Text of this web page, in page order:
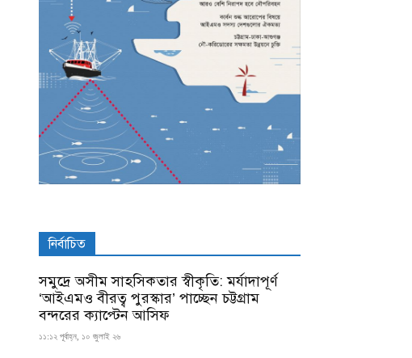
নির্বাচিত
সমুদ্রে অসীম সাহসিকতার স্বীকৃতি: মর্যাদাপূর্ণ
‘আইএমও বীরত্ব পুরস্কার’ পাচ্ছেন চট্টগ্রাম
বন্দরের ক্যাপ্টেন আসিফ
১১:১২ পূর্বাহ্ন, ১০ জুলাই ২৬